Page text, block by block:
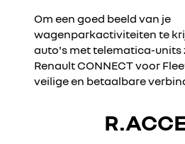
Om een goed beeld van je
wagenparkactiviteiten te
auto's met telematica-units
Renault CONNECT voor
veilige en betaalbare